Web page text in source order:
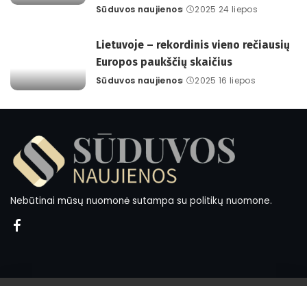
Posted
Sūduvos naujienos 2025 24 liepos
Lietuvoje – rekordinis vieno rečiausių
Europos paukščių skaičius
Posted
Sūduvos naujienos 2025 16 liepos
Nebūtinai mūsų nuomonė sutampa su politikų nuomone.